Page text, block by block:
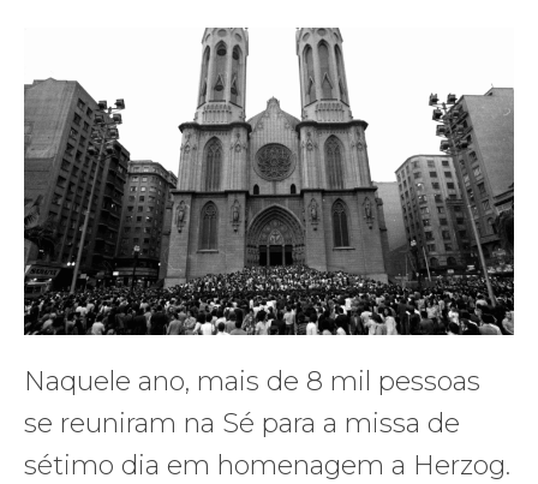
Naquele ano, mais de 8 mil pessoas
se reuniram na Sé para a missa de
sétimo dia em homenagem a Herzog.